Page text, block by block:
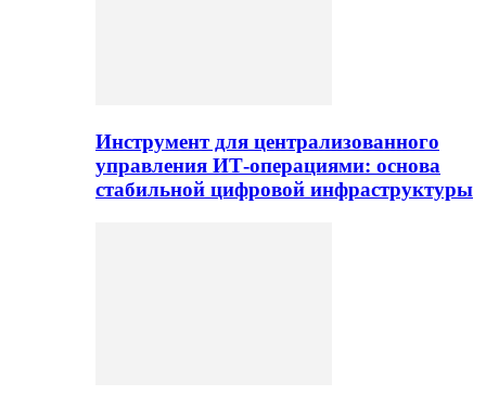
Инструмент для централизованного
управления ИТ-операциями: основа
стабильной цифровой инфраструктуры